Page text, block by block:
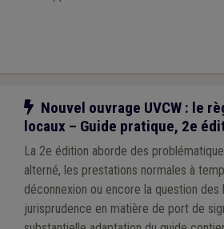
Notre action
Nouvel ouvrage UVCW : le
locaux – Guide pratique, 2e
La 2e édition aborde des
alterné, les prestations normales à
déconnexion ou encore la question
jurisprudence en matière de port de signes